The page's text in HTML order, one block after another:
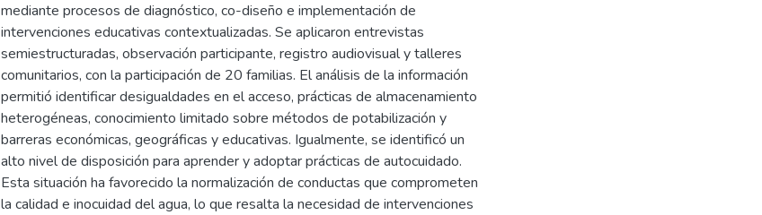
mediante procesos de diagnóstico, co-diseño e implementación de
intervenciones educativas contextualizadas. Se aplicaron entrevistas
semiestructuradas, observación participante, registro audiovisual y talleres
comunitarios, con la participación de 20 familias. El análisis de la información
permitió identificar desigualdades en el acceso, prácticas de almacenamiento
heterogéneas, conocimiento limitado sobre métodos de potabilización y
barreras económicas, geográficas y educativas. Igualmente, se identificó un
alto nivel de disposición para aprender y adoptar prácticas de autocuidado.
Esta situación ha favorecido la normalización de conductas que comprometen
la calidad e inocuidad del agua, lo que resalta la necesidad de intervenciones